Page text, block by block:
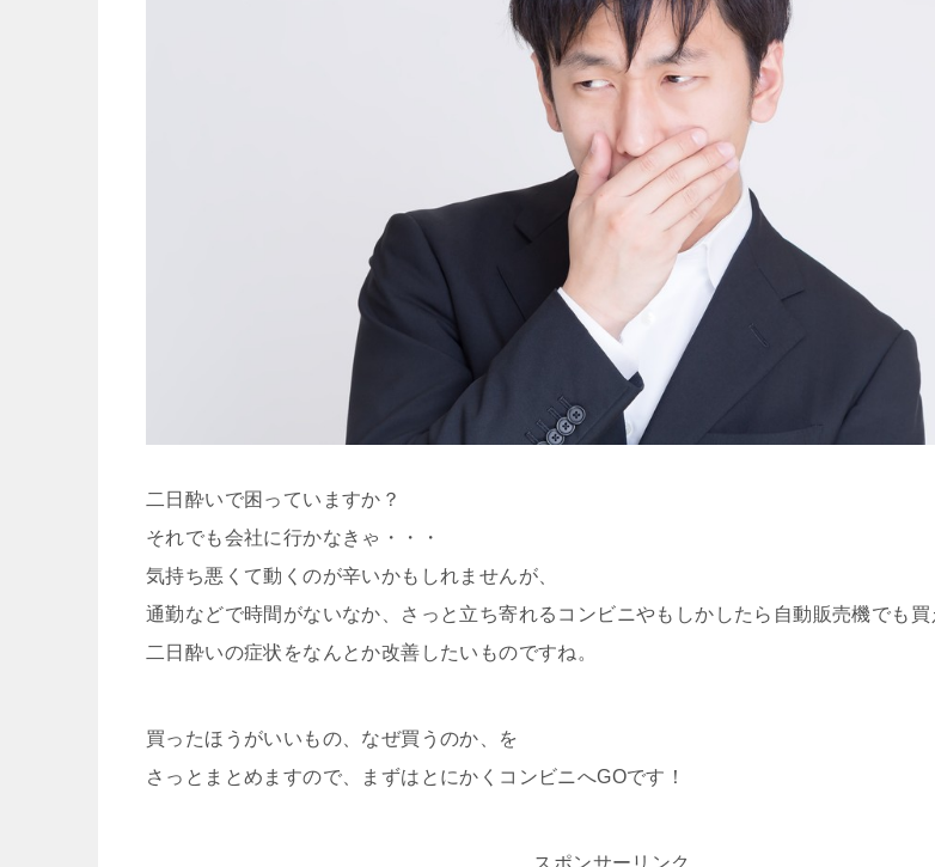
二日酔いで困っていますか？
それでも会社に行かなきゃ・・・
気持ち悪くて動くのが辛いかもしれませんが、
通勤などで時間がないなか、さっと立ち寄れるコンビニやもしかしたら自動販売機でも
二日酔いの症状をなんとか改善したいものですね。
買ったほうがいいもの、なぜ買うのか、を
さっとまとめますので、まずはとにかくコンビニへGOです！